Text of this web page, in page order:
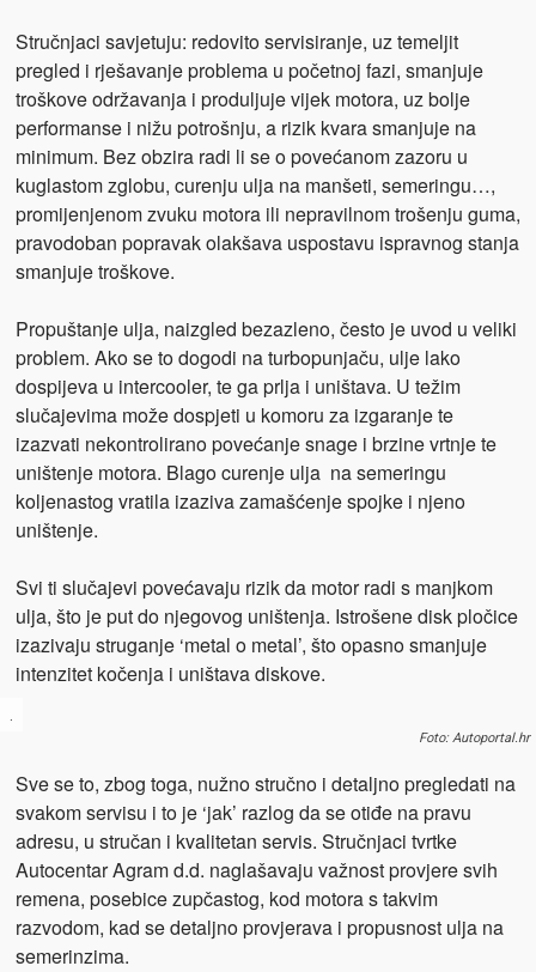
Stručnjaci savjetuju: redovito servisiranje, uz temeljit
pregled i rješavanje problema u početnoj fazi, smanjuje
troškove održavanja i produljuje vijek motora, uz bolje
performanse i nižu potrošnju, a rizik kvara smanjuje na
minimum. Bez obzira radi li se o povećanom zazoru u
kuglastom zglobu, curenju ulja na manšeti, semeringu…,
promijenjenom zvuku motora ili nepravilnom trošenju guma,
pravodoban popravak olakšava uspostavu ispravnog stanja
smanjuje troškove.
Propuštanje ulja, naizgled bezazleno, često je uvod u veliki
problem. Ako se to dogodi na turbopunjaču, ulje lako
dospijeva u intercooler, te ga prlja i uništava. U težim
slučajevima može dospjeti u komoru za izgaranje te
izazvati nekontrolirano povećanje snage i brzine vrtnje te
uništenje motora. Blago curenje ulja na semeringu
koljenastog vratila izaziva zamašćenje spojke i njeno
uništenje.
Svi ti slučajevi povećavaju rizik da motor radi s manjkom
ulja, što je put do njegovog uništenja. Istrošene disk pločice
izazivaju struganje ‘metal o metal’, što opasno smanjuje
intenzitet kočenja i uništava diskove.
.
Foto: Autoportal.hr
Sve se to, zbog toga, nužno stručno i detaljno pregledati na
svakom servisu i to je ‘jak’ razlog da se otiđe na pravu
adresu, u stručan i kvalitetan servis. Stručnjaci tvrtke
Autocentar Agram d.d. naglašavaju važnost provjere svih
remena, posebice zupčastog, kod motora s takvim
razvodom, kad se detaljno provjerava i propusnost ulja na
semerinzima.